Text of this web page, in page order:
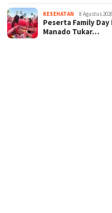
KESEHATAN 8 Agustus
Peserta Family Day
Manado Tukar…